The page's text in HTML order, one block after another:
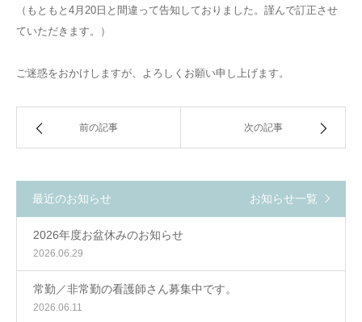
（もともと4月20日と間違って告知しておりました。謹んで訂正させ
ていただきます。）
ご迷惑をおかけしますが、よろしくお願い申し上げます。
前の記事 次の記事
最近のお知らせ お知らせ一覧
2026年度お盆休みのお知らせ
2026.06.29
常勤／非常勤の看護師さん募集中です。
2026.06.11